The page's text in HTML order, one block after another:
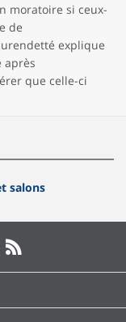
moratoire si ceux-
de
explique
après
que celle-ci
salons